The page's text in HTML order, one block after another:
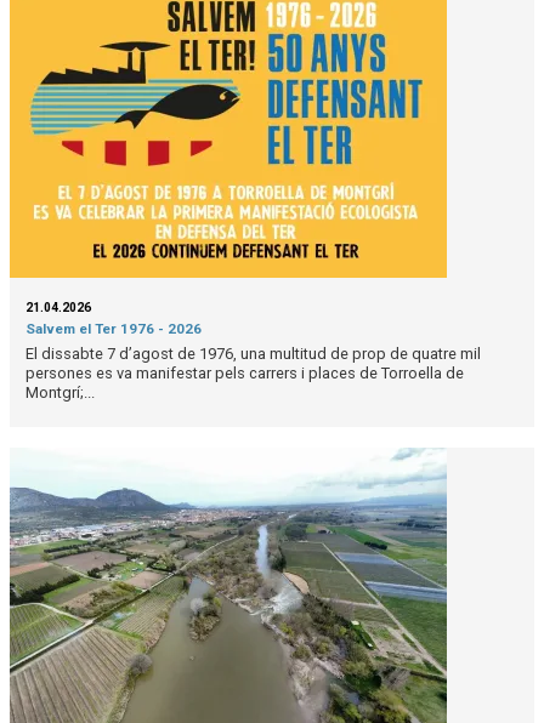
21.04.2026
Salvem el Ter 1976 - 2026
El dissabte 7 d’agost de 1976, una multitud de prop de quatre mil
persones es va manifestar pels carrers i places de Torroella de
Montgrí;...